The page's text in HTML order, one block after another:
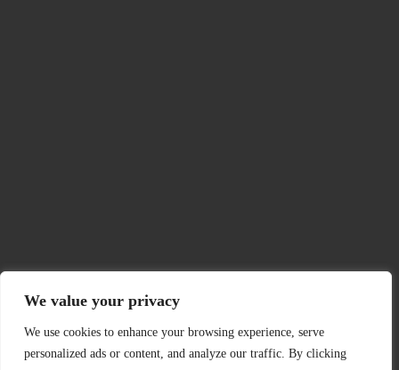
We value your privacy
We use cookies to enhance your browsing experience, serve
personalized ads or content, and analyze our traffic. By clicking